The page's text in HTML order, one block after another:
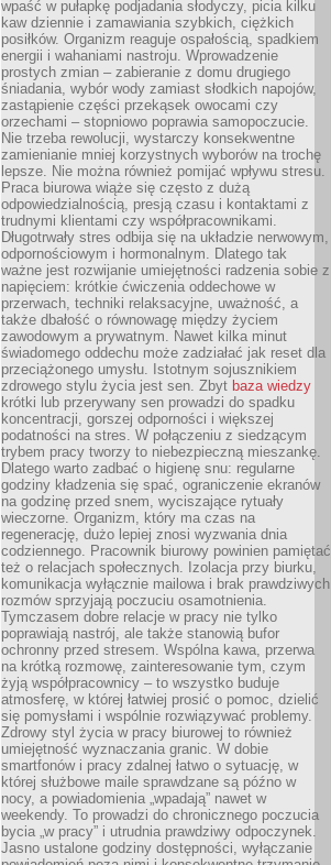
wpaść w pułapkę podjadania słodyczy, picia kilku
kaw dziennie i zamawiania szybkich, ciężkich
posiłków. Organizm reaguje ospałością, spadkiem
energii i wahaniami nastroju. Wprowadzenie
prostych zmian – zabieranie z domu drugiego
śniadania, wybór wody zamiast słodkich napojów,
zastąpienie części przekąsek owocami czy
orzechami – stopniowo poprawia samopoczucie.
Nie trzeba rewolucji, wystarczy konsekwentne
zamienianie mniej korzystnych wyborów na trochę
lepsze. Nie można również pomijać wpływu stresu.
Praca biurowa wiąże się często z dużą
odpowiedzialnością, presją czasu i kontaktami z
trudnymi klientami czy współpracownikami.
Długotrwały stres odbija się na układzie nerwowym,
odpornościowym i hormonalnym. Dlatego tak
ważne jest rozwijanie umiejętności radzenia sobie z
napięciem: krótkie ćwiczenia oddechowe w
przerwach, techniki relaksacyjne, uważność, a
także dbałość o równowagę między życiem
zawodowym a prywatnym. Nawet kilka minut
świadomego oddechu może zadziałać jak reset dla
przeciążonego umysłu. Istotnym sojusznikiem
zdrowego stylu życia jest sen. Zbyt baza wiedzy
krótki lub przerywany sen prowadzi do spadku
koncentracji, gorszej odporności i większej
podatności na stres. W połączeniu z siedzącym
trybem pracy tworzy to niebezpieczną mieszankę.
Dlatego warto zadbać o higienę snu: regularne
godziny kładzenia się spać, ograniczenie ekranów
na godzinę przed snem, wyciszające rytuały
wieczorne. Organizm, który ma czas na
regenerację, dużo lepiej znosi wyzwania dnia
codziennego. Pracownik biurowy powinien pamiętać
też o relacjach społecznych. Izolacja przy biurku,
komunikacja wyłącznie mailowa i brak prawdziwych
rozmów sprzyjają poczuciu osamotnienia.
Tymczasem dobre relacje w pracy nie tylko
poprawiają nastrój, ale także stanowią bufor
ochronny przed stresem. Wspólna kawa, przerwa
na krótką rozmowę, zainteresowanie tym, czym
żyją współpracownicy – to wszystko buduje
atmosferę, w której łatwiej prosić o pomoc, dzielić
się pomysłami i wspólnie rozwiązywać problemy.
Zdrowy styl życia w pracy biurowej to również
umiejętność wyznaczania granic. W dobie
smartfonów i pracy zdalnej łatwo o sytuację, w
której służbowe maile sprawdzane są późno w
nocy, a powiadomienia „wpadają” nawet w
weekendy. To prowadzi do chronicznego poczucia
bycia „w pracy” i utrudnia prawdziwy odpoczynek.
Jasno ustalone godziny dostępności, wyłączanie